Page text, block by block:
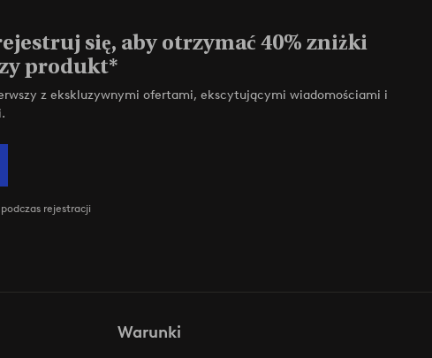
się, aby otrzymać 40% zniżki
produkt*
z ekskluzywnymi ofertami, ekscytującymi wiadomościami i
rejestracji
Warunki